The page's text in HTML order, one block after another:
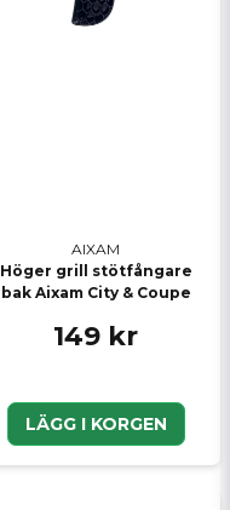
AIXAM
Höger grill stötfångare
bak Aixam City & Coupe
149 kr
LÄGG I KORGEN